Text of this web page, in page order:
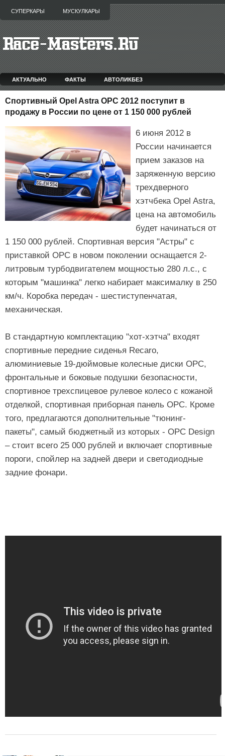
СУПЕРКАРЫ МУСКУЛКАРЫ
АКТУАЛЬНО ФАКТЫ АВТОЛИКБЕЗ
Спортивный Opel Astra OPC 2012 поступит в
продажу в России по цене от 1 150 000 рублей
6 июня 2012 в
России начинается
прием заказов на
заряженную версию
трехдверного
хэтчбека Opel Astra,
цена на автомобиль
будет начинаться от
1 150 000 рублей. Спортивная версия "Астры" с
приставкой OPC в новом поколении оснащается 2-
литровым турбодвигателем мощностью 280 л.с., с
которым "машинка" легко набирает максималку в 250
км/ч. Коробка передач - шестиступенчатая,
механическая.
В стандартную комплектацию "хот-хэтча" входят
cпортивные передние сиденья Recaro,
алюминиевые 19-дюймовые колесные диски OPC,
фронтальные и боковые подушки безопасности,
спортивное трехспицевое рулевое колесо с кожаной
отделкой, спортивная приборная панель ОРС. Кроме
того, предлагаются дополнительные "тюнинг-
пакеты", самый бюджетный из которых - OPC Design
– стоит всего 25 000 рублей и включает спортивные
пороги, спойлер на задней двери и светодиодные
задние фонари.